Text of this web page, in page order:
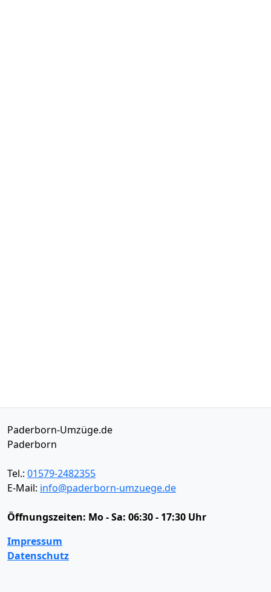
Paderborn-Umzüge.de
Paderborn
Tel.: 01579-2482355
E-Mail: info@paderborn-umzuege.de
Öffnungszeiten: Mo - Sa: 06:30 - 17:30 Uhr
Impressum
Datenschutz